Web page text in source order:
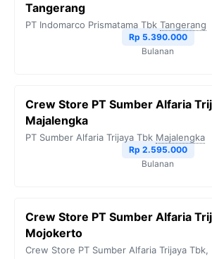
Tangerang
PT Indomarco Prismatama Tbk Tangerang
Rp 5.390.000
Bulanan
Crew Store PT Sumber Alfaria
Majalengka
PT Sumber Alfaria Trijaya Tbk Majalengka
Rp 2.595.000
Bulanan
Crew Store PT Sumber Alfaria
Mojokerto
Crew Store PT Sumber Alfaria Trijaya